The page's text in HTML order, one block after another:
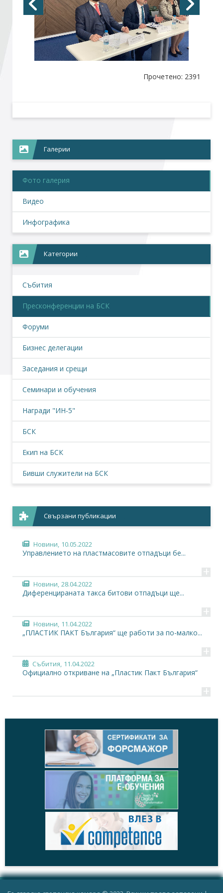
Стани член
Абонирайте се!
Прочетено: 2391
Галерии
Фото галерия
Видео
Инфографика
Категории
Събития
Пресконференции на БСК
Форуми
Бизнес делегации
Заседания и срещи
Семинари и обучения
Награди "ИН-5"
БСК
Екип на БСК
Бивши служители на БСК
Свързани публикации
Новини, 10.05.2022
Управлението на пластмасовите отпадъци бе...
+
Новини, 28.04.2022
Диференцираната такса битови отпадъци ще...
+
Новини, 11.04.2022
„ПЛАСТИК ПАКТ България“ ще работи за по-малко...
+
Събития, 11.04.2022
Официално откриване на „Пластик Пакт България“
+